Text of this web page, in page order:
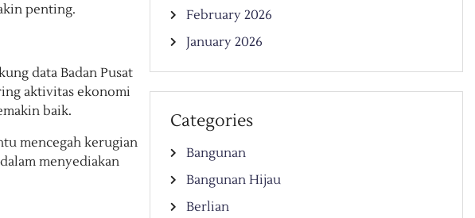
penting.
data Badan Pusat
aktivitas ekonomi
baik.
mencegah kerugian
menyediakan
February 2026
January 2026
Categories
Bangunan
Bangunan Hijau
Berlian